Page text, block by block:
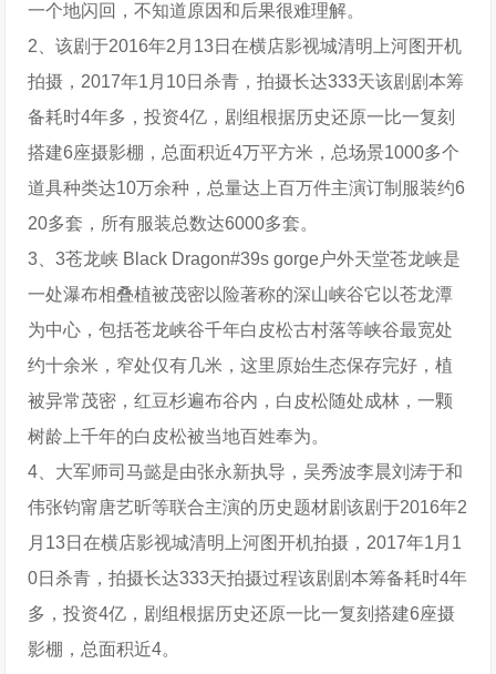
一个地闪回，不知道原因和后果很难理解。
2、该剧于2016年2月13日在横店影视城清明上河图开机
拍摄，2017年1月10日杀青，拍摄长达333天该剧剧本筹
备耗时4年多，投资4亿，剧组根据历史还原一比一复刻
搭建6座摄影棚，总面积近4万平方米，总场景1000多个
道具种类达10万余种，总量达上百万件主演订制服装约6
20多套，所有服装总数达6000多套。
3、3苍龙峡 Black Dragon#39s gorge户外天堂苍龙峡是
一处瀑布相叠植被茂密以险著称的深山峡谷它以苍龙潭
为中心，包括苍龙峡谷千年白皮松古村落等峡谷最宽处
约十余米，窄处仅有几米，这里原始生态保存完好，植
被异常茂密，红豆杉遍布谷内，白皮松随处成林，一颗
树龄上千年的白皮松被当地百姓奉为。
4、大军师司马懿是由张永新执导，吴秀波李晨刘涛于和
伟张钧甯唐艺昕等联合主演的历史题材剧该剧于2016年2
月13日在横店影视城清明上河图开机拍摄，2017年1月1
0日杀青，拍摄长达333天拍摄过程该剧剧本筹备耗时4年
多，投资4亿，剧组根据历史还原一比一复刻搭建6座摄
影棚，总面积近4。